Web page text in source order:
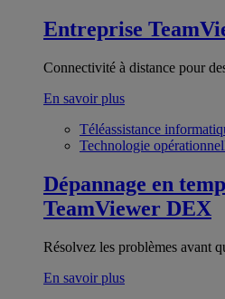
Entreprise
Connectivité à distance pour
En savoir plus
Téléassistance
Technologie
Dépannage en
TeamViewer DEX
Résolvez les problèmes avant
En savoir plus